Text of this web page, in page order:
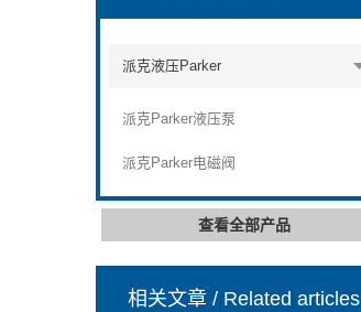
派克液压Parker
派克Parker液压泵
派克Parker电磁阀
查看全部产品
相关文章/ Related articles